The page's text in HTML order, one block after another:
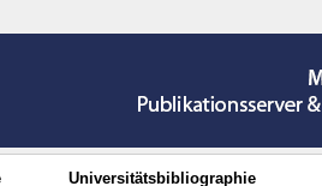
Universitätsbibliographie